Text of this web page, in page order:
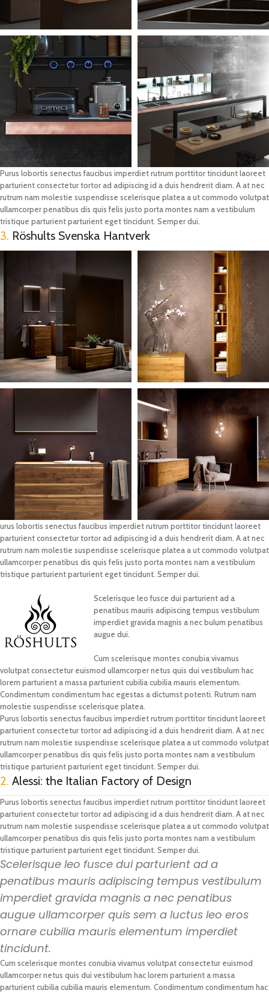
Purus lobortis senectus faucibus imperdiet rutrum porttitor tincidunt laoreet
parturient consectetur tortor ad adipiscing id a duis hendrerit diam. A at nec
rutrum nam molestie suspendisse scelerisque platea a ut commodo volutpat
ullamcorper penatibus dis quis felis justo porta montes nam a vestibulum
tristique parturient parturient eget tincidunt. Semper dui.
3. Röshults Svenska Hantverk
urus lobortis senectus faucibus imperdiet rutrum porttitor tincidunt laoreet
parturient consectetur tortor ad adipiscing id a duis hendrerit diam. A at nec
rutrum nam molestie suspendisse scelerisque platea a ut commodo volutpat
ullamcorper penatibus dis quis felis justo porta montes nam a vestibulum
tristique parturient parturient eget tincidunt. Semper dui.
Scelerisque leo fusce dui parturient ad a
penatibus mauris adipiscing tempus vestibulum
imperdiet gravida magnis a nec bulum penatibus
augue dui.
Cum scelerisque montes conubia vivamus
volutpat consectetur euismod ullamcorper netus quis dui vestibulum hac
lorem parturient a massa parturient cubilia cubilia mauris elementum.
Condimentum condimentum hac egestas a dictumst potenti. Rutrum nam
molestie suspendisse scelerisque platea.
Purus lobortis senectus faucibus imperdiet rutrum porttitor tincidunt laoreet
parturient consectetur tortor ad adipiscing id a duis hendrerit diam. A at nec
rutrum nam molestie suspendisse scelerisque platea a ut commodo volutpat
ullamcorper penatibus dis quis felis justo porta montes nam a vestibulum
tristique parturient parturient eget tincidunt. Semper dui.
2. Alessi: the Italian Factory of Design
Purus lobortis senectus faucibus imperdiet rutrum porttitor tincidunt laoreet
parturient consectetur tortor ad adipiscing id a duis hendrerit diam. A at nec
rutrum nam molestie suspendisse scelerisque platea a ut commodo volutpat
ullamcorper penatibus dis quis felis justo porta montes nam a vestibulum
tristique parturient parturient eget tincidunt. Semper dui.
Scelerisque leo fusce dui parturient ad a
penatibus mauris adipiscing tempus vestibulum
imperdiet gravida magnis a nec penatibus
augue ullamcorper quis sem a luctus leo eros
ornare cubilia mauris elementum imperdiet
tincidunt.
Cum scelerisque montes conubia vivamus volutpat consectetur euismod
ullamcorper netus quis dui vestibulum hac lorem parturient a massa
parturient cubilia cubilia mauris elementum. Condimentum condimentum hac